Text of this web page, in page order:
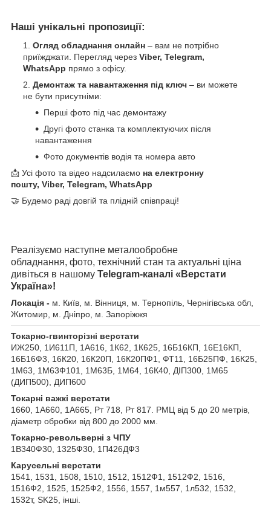
Наші унікальні пропозиції:
Огляд обладнання онлайн – вам не потрібно
приїжджати. Перегляд через Viber, Telegram,
WhatsApp прямо з офісу.
Демонтаж та навантаження під ключ – ви можете
не бути присутніми:
Перші фото під час демонтажу
Другі фото станка та комплектуючих після
навантаження
Фото документів водія та номера авто
📩 Усі фото та відео надсилаємо на електронну
пошту, Viber, Telegram, WhatsApp
🤝 Будемо раді довгій та плідній співпраці!
Реалізуємо наступне металообробне
обладнання, фото, технічний стан та актуальні ціна
дивіться в нашому Telegram-каналі «Верстати
Україна»!
Локація - м. Київ, м. Вінниця, м. Тернопіль, Чернігівська обл,
Житомир, м. Дніпро, м. Запоріжжя
Токарно-гвинторізні верстати
ИЖ250, 1И611П, 1А616, 1К62, 1К625, 16Б16КП, 16Е16КП,
16Б16Ф3, 16К20, 16К20П, 16К20ПФ1, ФТ11, 16Б25ПФ, 16К25,
1М63, 1М63Ф101, 1М63Б, 1М64, 16К40, ДІП300, 1М65
(ДИП500), ДИП600
Токарні важкі верстати
1660, 1А660, 1А665, Рт 718, Рт 817. РМЦ від 5 до 20 метрів,
діаметр обробки від 800 до 2000 мм.
Токарно-револьверні з ЧПУ
1В340Ф30, 1325Ф30, 1П426ДФ3
Карусельні верстати
1541, 1531, 1508, 1510, 1512, 1512Ф1, 1512Ф2, 1516,
1516Ф2, 1525, 1525Ф2, 1556, 1557, 1м557, 1л532, 1532,
1532т, SK25, інші.